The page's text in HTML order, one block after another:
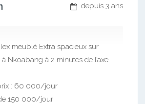
depuis 3 ans
meublé Extra spacieux sur
Nkoabang à 2 minutes de l’axe
: 60 000/jour
150 000/jour